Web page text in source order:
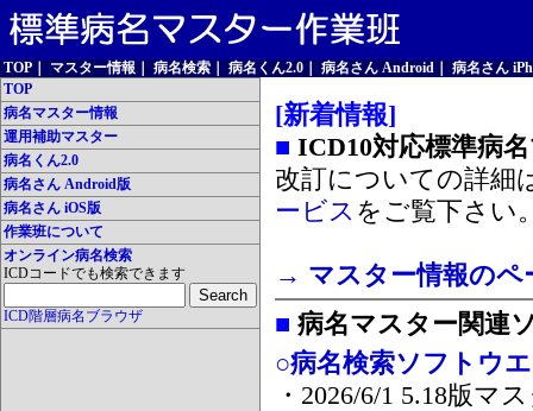
TOP マスター情報 病名検索 病名くん2.0 病名さん Android
病名さん
TOP
病名マスター情報
運用補助マスター
病名くん2.0
病名さん Android版
病名さん iOS版
作業班について
オンライン病名検索
ICDコードでも検索できます
ICD階層病名ブラウザ
[新着情報]
■ ICD10対応標準病
改訂についての詳細
ービス をご覧下さい
→ マスター情報のペ
■ 病名マスター関連
○病名検索ソフトウ
・2026/6/1 5.18版マ